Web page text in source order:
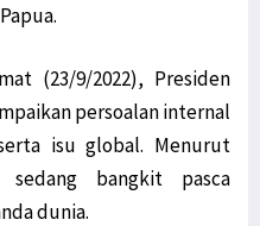
(23/9/2022), Presiden
persoalan internal
isu global. Menurut
sedang bangkit pasca
dunia.